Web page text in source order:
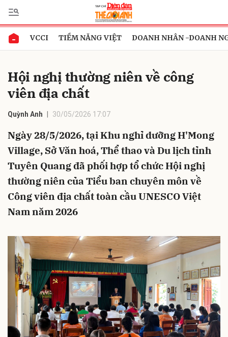
VCCI TIỀM NĂNG VIỆT DOANH NHÂN -DOANH
Hội nghị thường niên về công
viên địa chất
Quỳnh Anh 30/05/2026 17:07
Ngày 28/5/2026, tại Khu nghỉ dưỡng H'Mong
Village, Sở Văn hoá, Thể thao và Du lịch tỉnh
Tuyên Quang đã phối hợp tổ chức Hội nghị
thường niên của Tiểu ban chuyên môn về
Công viên địa chất toàn cầu UNESCO Việt
Nam năm 2026
Gửi bình luận
Hủy Gửi